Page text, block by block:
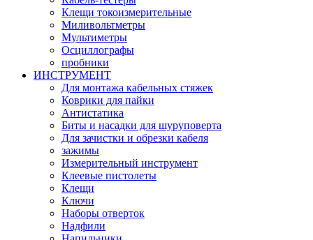
Клещи токоизмерительные
Миливольтметры
Мультиметры
Осциллографы
пробники
ИНСТРУМЕНТ
Для монтажа кабельных стяжек
Коврики для пайки
Антистатика
Биты и насадки для шуруповерта
Для зачистки и обрезки кабеля
зажимы
Измерительный инструмент
Клеевые пистолеты
Клещи
Ключи
Наборы отверток
Надфили